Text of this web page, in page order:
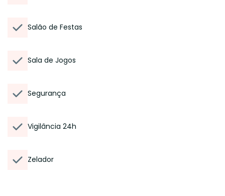
Salão de Festas
Sala de Jogos
Segurança
Vigilância 24h
Zelador